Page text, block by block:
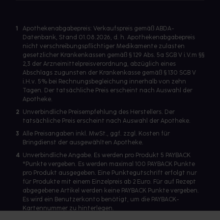
1
Apothekenabgabepreis: Verkaufspreis gemäß ABDA-
Datenbank, Stand 01.08.2026, d. h. Apothekenabgabepreis
nicht verschreibungspflichtiger Medikamente zulasten
gesetzlicher Krankenkassen gemäß § 129 Abs. 5a SGB V i.V.m §§
2,3 der Arzneimittelpreisverordnung, abzüglich eines
Abschlags zugunsten der Krankenkasse gemäß § 130 SGB V
i.H.v. 5% bei Rechnungsbegleichung innerhalb von zehn
Tagen. Der tatsächliche Preis erscheint nach Auswahl der
Apotheke.
2 Unverbindliche Preisempfehlung des Herstellers. Der
tatsächliche Preis erscheint nach Auswahl der Apotheke.
3 Alle Preisangaben inkl. MwSt., ggf. zzgl. Kosten für
Bringdienst der ausgewählten Apotheke.
4 Unverbindliche Angabe. Es werden pro Produkt 5 PAYBACK
°Punkte vergeben. Es werden maximal 100 PAYBACK Punkte
pro Produkt ausgegeben. Eine Punktegutschrift erfolgt nur
für Produkte mit einem Einzelpreis ab 2 Euro. Für auf Rezept
abgegebene Artikel werden keine PAYBACK Punkte vergeben.
Es wird ein Benutzerkonto benötigt, um die PAYBACK-
Kartennummer zu hinterlegen.